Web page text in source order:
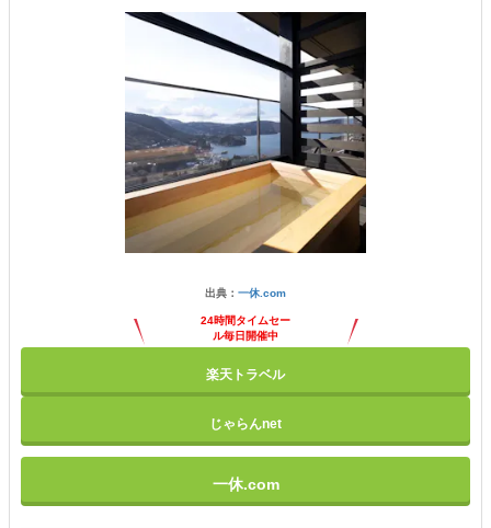
出典： 一休.com
24時間タイムセー
ル毎日開催中
楽天トラベル
じゃらんnet
一休.com